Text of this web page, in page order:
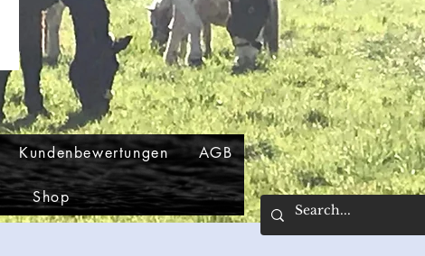
Kundenbewertungen AGB
Shop